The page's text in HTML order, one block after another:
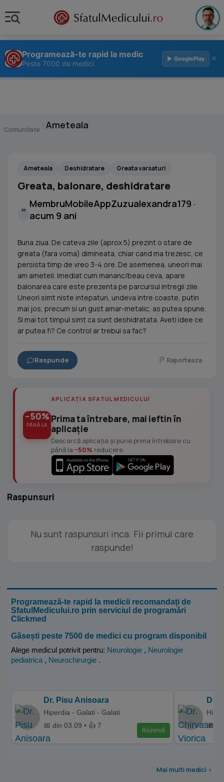
Programează-te rapid la medic
Peste 7000 de medici
▶ GooglePlay ×
Comunitate Ameteala
Ameteala Deshidratare Greata varsaturi
Greata, balonare, deshidratare
M
MembruMobileAppZuzualexandra179 ·
acum 9 ani
Buna ziua. De cateva zile (aprox 5) prezint o stare de
greata (fara voma) dimineata, chiar cand ma trezesc, ce
persista timp de vreo 3-4 ore. De asemenea, uneori mai
am ameteli. Imediat cum mananc/beau ceva, apare
balonarea care este prezenta pe parcursul intregii zile.
Uneori simt niste intepaturi, undeva intre coaste, putin
mai jos, precum si un gust amar-metalic, as putea spune.
Si mai tot timpul simt ca sunt deshidratata. Aveti idee ce
ar putea fi? Ce control ar trebui sa fac?
Raspunde Raporteaza
−50%
PÂNĂ LA
APLICAȚIA SFATUL MEDICULUI
Prima ta întrebare, mai ieftin în
aplicație
Descarcă aplicația și pune prima întrebare cu
până la −50% reducere.
Raspunsuri
Nu sunt raspunsuri inca. Fii primul care
raspunde!
Programează-te rapid la medicii recomandați de
SfatulMedicului.ro prin serviciul de programări
Clickmed
Găsești peste 7500 de medici cu program disponibil
Alege medicul potrivit pentru: Neurologie , Neurologie
pediatrica , Neurochirurgie .
Dr. Pisu Anisoara
Hiperdia - Galati - Galati
📅 din 03.09 • 👍 7
Rezervă
Dr.
📅
Mai multi medici >